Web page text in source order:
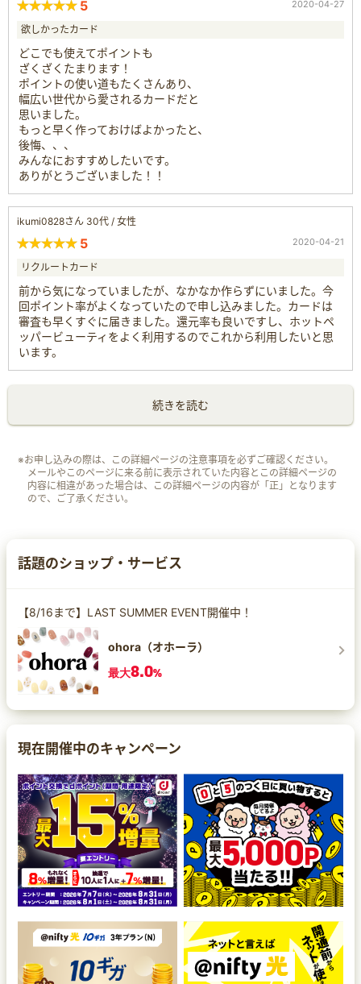
5 2020-04-27
欲しかったカード
どこでも使えてポイントも
ざくざくたまります！
ポイントの使い道もたくさんあり、
幅広い世代から愛されるカードだと
思いました。
もっと早く作っておけばよかったと、
後悔、、、
みんなにおすすめしたいです。
ありがとうございました！！
ikumi0828さん 30代 / 女性
5 2020-04-21
リクルートカード
前から気になっていましたが、なかなか作らずにいました。今
回ポイント率がよくなっていたので申し込みました。カードは
審査も早くすぐに届きました。還元率も良いですし、ホットペ
ッパービューティをよく利用するのでこれから利用したいと思
います。
続きを読む
※お申し込みの際は、この詳細ページの注意事項を必ずご確認ください。
メールやこのページに来る前に表示されていた内容とこの詳細ページの
内容に相違があった場合は、この詳細ページの内容が「正」となります
ので、ご了承ください。
話題のショップ・サービス
【8/16まで】LAST SUMMER EVENT開催中！
ohora（オホーラ）
最大8.0%
現在開催中のキャンペーン